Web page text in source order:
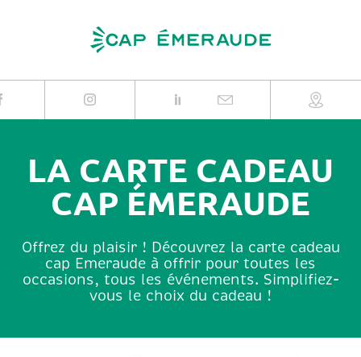
LA CARTE CADEAU
CAP ÉMERAUDE
Offrez du plaisir ! Découvrez la carte cadeau
cap Emeraude à offrir pour toutes les
occasions, tous les événements. Simplifiez-
vous le choix du cadeau !